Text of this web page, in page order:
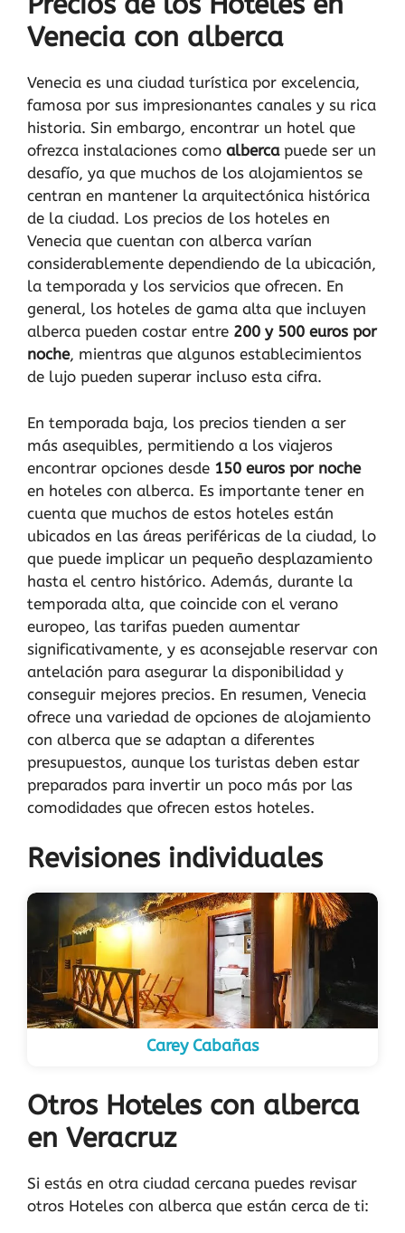
Venecia con alberca
Venecia es una ciudad turística por excelencia,
famosa por sus impresionantes canales y su rica
historia. Sin embargo, encontrar un hotel que
ofrezca instalaciones como albercapuede ser un
desafío, ya que muchos de los alojamientos se
centran en mantener la arquitectónica histórica
de la ciudad. Los precios de los hoteles en
Venecia que cuentan con alberca varían
considerablemente dependiendo de la ubicación,
la temporada y los servicios que ofrecen. En
general, los hoteles de gama alta que incluyen
alberca pueden costar entre 200 y 500 euros por
noche, mientras que algunos establecimientos
de lujo pueden superar incluso esta cifra.
En temporada baja, los precios tienden a ser
más asequibles, permitiendo a los viajeros
encontrar opciones desde 150 euros por noche
en hoteles con alberca. Es importante tener en
cuenta que muchos de estos hoteles están
ubicados en las áreas periféricas de la ciudad, lo
que puede implicar un pequeño desplazamiento
hasta el centro histórico. Además, durante la
temporada alta, que coincide con el verano
europeo, las tarifas pueden aumentar
significativamente, y es aconsejable reservar con
antelación para asegurar la disponibilidad y
conseguir mejores precios. En resumen, Venecia
ofrece una variedad de opciones de alojamiento
con alberca que se adaptan a diferentes
presupuestos, aunque los turistas deben estar
preparados para invertir un poco más por las
comodidades que ofrecen estos hoteles.
Revisiones individuales
Carey Cabañas
Otros Hoteles con alberca
en Veracruz
Si estás en otra ciudad cercana puedes revisar
otros Hoteles con alberca que están cerca de ti: